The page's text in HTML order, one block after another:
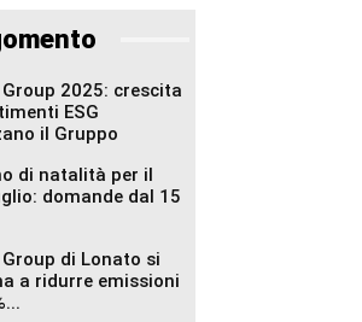
2025: crescita
ESG
il Gruppo
di natalità per il
domande dal 15
di Lonato si
a ridurre emissioni